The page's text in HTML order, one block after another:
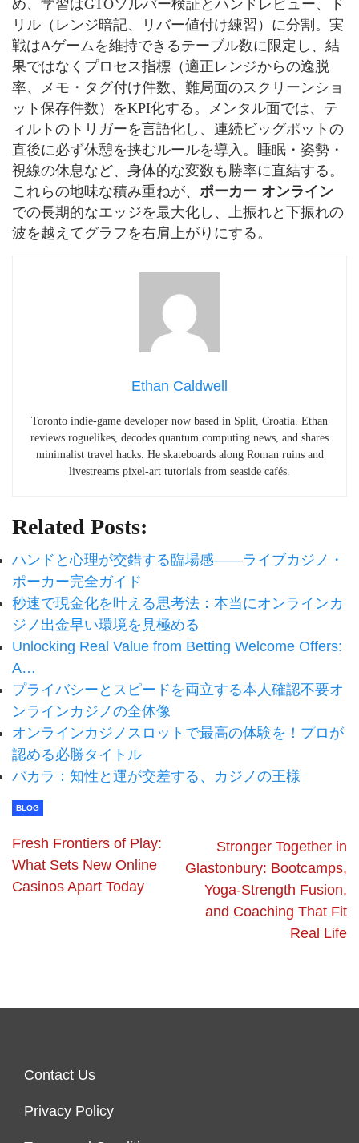
め、学習はGTOソルバー検証とハンドレビュー、ド
リル（レンジ暗記、リバー値付け練習）に分割。実
戦はAゲームを維持できるテーブル数に限定し、結
果ではなくプロセス指標（適正レンジからの逸脱
率、メモ・タグ付け件数、難局面のスクリーンショ
ット保存件数）をKPI化する。メンタル面では、テ
ィルトのトリガーを言語化し、連続ビッグポットの
直後に必ず休憩を挟むルールを導入。睡眠・姿勢・
視線の休息など、身体的な変数も勝率に直結する。
これらの地味な積み重ねが、 ポーカー オンライン
での長期的なエッジを最大化し、上振れと下振れの
波を越えてグラフを右肩上がりにする。
Ethan Caldwell
Toronto indie-game developer now based in Split, Croatia. Ethan
reviews roguelikes, decodes quantum computing news, and shares
minimalist travel hacks. He skateboards along Roman ruins and
livestreams pixel-art tutorials from seaside cafés.
Related Posts:
ハンドと心理が交錯する臨場感——ライブカジノ・
ポーカー完全ガイド
秒速で現金化を叶える思考法：本当にオンラインカ
ジノ出金早い環境を見極める
Unlocking Real Value from Betting Welcome Offers:
A…
プライバシーとスピードを両立する本人確認不要オ
ンラインカジノの全体像
オンラインカジノスロットで最高の体験を！プロが
認める必勝タイトル
バカラ：知性と運が交差する、カジノの王様
BLOG
Fresh Frontiers of Play:
What Sets New Online
Casinos Apart Today
Stronger Together in
Glastonbury: Bootcamps,
Yoga-Strength Fusion,
and Coaching That Fit
Real Life
Contact Us
Privacy Policy